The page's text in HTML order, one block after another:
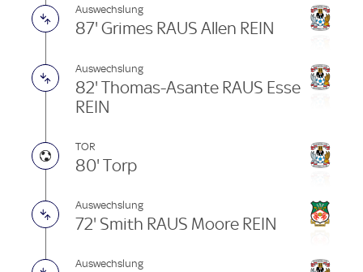
Auswechslung
87' Grimes RAUS Allen REIN
Auswechslung
82' Thomas-Asante RAUS Esse
REIN
TOR
80' Torp
Auswechslung
72' Smith RAUS Moore REIN
Auswechslung